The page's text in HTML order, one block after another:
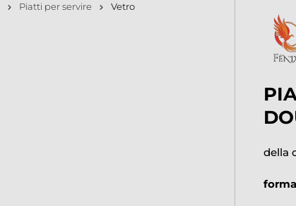
Piatti per servire Vetro
della
forma